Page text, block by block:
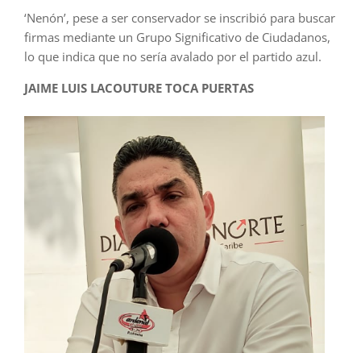
‘Nenón’, pese a ser conservador se inscribió para buscar
firmas mediante un Grupo Significativo de Ciudadanos,
lo que indica que no sería avalado por el partido azul.
JAIME LUIS LACOUTURE TOCA PUERTAS